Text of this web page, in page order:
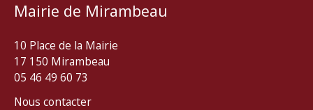
Mairie de Mirambeau
10 Place de la Mairie
17 150 Mirambeau
05 46 49 60 73
Nous contacter